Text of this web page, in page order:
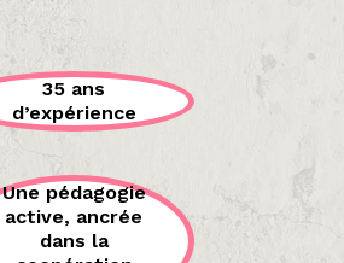
35 ans
d’expérience
Une pédagogie
active, ancrée
dans la